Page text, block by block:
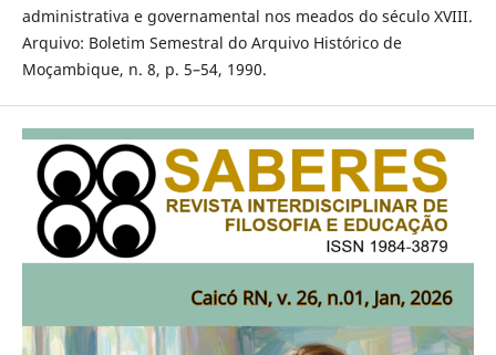
administrativa e governamental nos meados do século XVIII.
Arquivo: Boletim Semestral do Arquivo Histórico de
Moçambique, n. 8, p. 5–54, 1990.